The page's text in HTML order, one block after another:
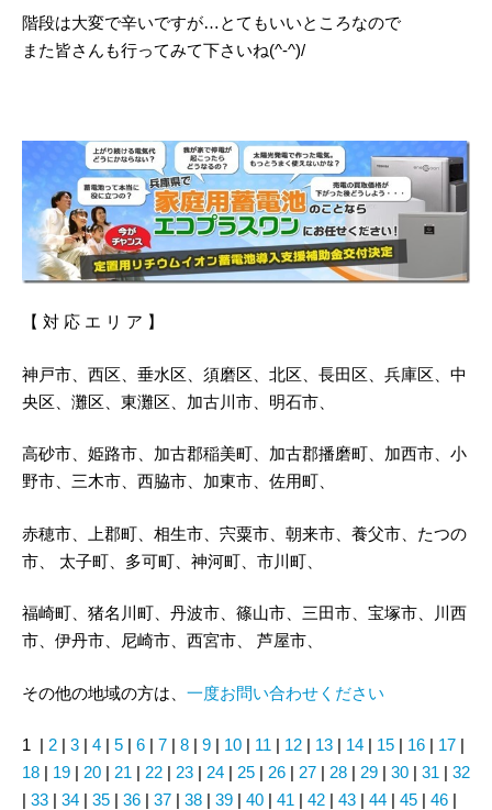
階段は大変で辛いですが…とてもいいところなので
また皆さんも行ってみて下さいね(^-^)/
【 対 応 エ リ ア 】
神戸市、西区、垂水区、須磨区、北区、長田区、兵庫区、中
央区、灘区、東灘区、加古川市、明石市、
高砂市、姫路市、加古郡稲美町、加古郡播磨町、加西市、小
野市、三木市、西脇市、加東市、佐用町、
赤穂市、上郡町、相生市、宍粟市、朝来市、養父市、たつの
市、 太子町、多可町、神河町、市川町、
福崎町、猪名川町、丹波市、篠山市、三田市、宝塚市、川西
市、伊丹市、尼崎市、西宮市、 芦屋市、
その他の地域の方は、 一度お問い合わせください
1 | 2 | 3 | 4 | 5 | 6 | 7 | 8 | 9 | 10 | 11 | 12 | 13 | 14 | 15 | 16 | 17 |
18 | 19 | 20 | 21 | 22 | 23 | 24 | 25 | 26 | 27 | 28 | 29 | 30 | 31 | 32
| 33 | 34 | 35 | 36 | 37 | 38 | 39 | 40 | 41 | 42 | 43 | 44 | 45 | 46 |